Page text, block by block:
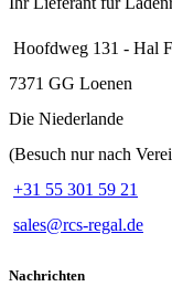
Hoofdweg 131 - Hal F
7371 GG Loenen
Die Niederlande
(Besuch nur nach
+31 55 301 59 21
sales@rcs-regal.de
Nachrichten